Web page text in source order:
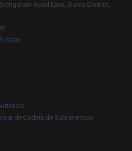
Road East, Gulou District,
de Cadeia de Suprimentos